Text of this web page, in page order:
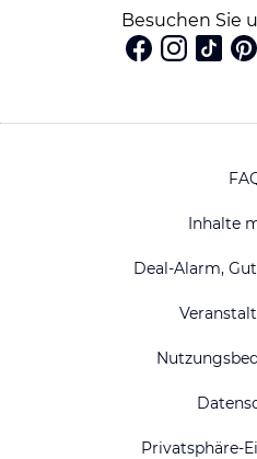
Besuchen Sie
Inhalte
Deal-Alarm,
Privatsphäre-